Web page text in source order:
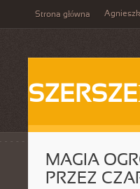
Strona główna
MAGIA
PRZEZ